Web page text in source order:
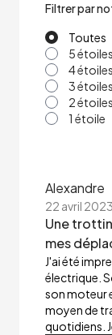
Filtrer par
Toutes
5 étoiles
4 étoiles
3 étoiles
2 étoiles
1 étoile
Alexandre
22 avril 2023
Une
mes
J'ai été
électrique.
son moteur
moyen de
quotidiens.